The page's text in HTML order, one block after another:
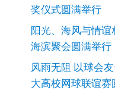
奖仪式圆满举行
阳光、海风与情
海滨聚会圆满举行
风雨无阻 以球会
大高校网球联谊赛